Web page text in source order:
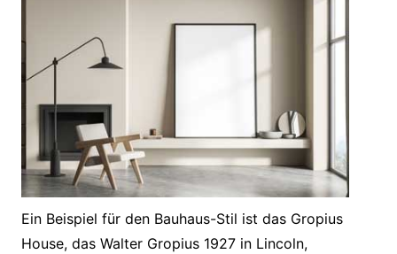
Ein Beispiel für den Bauhaus-Stil ist das Gropius
House, das Walter Gropius 1927 in Lincoln,